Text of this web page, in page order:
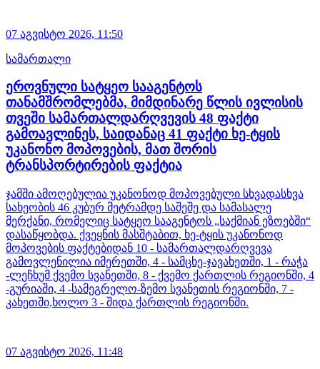
07 აგვისტო 2026, 11:50
სამართალი
ეროვნული სატყეო სააგენტოს
თანამშრომლებმა, მიმდინარე წლის ივლისის
თვეში სამართალდარღვევის 48 ფაქტი
გამოავლინეს, საიდანაც 41 ფაქტი ხე-ტყის
უკანონო მოპოვების, მათ შორის
ტრანსპორტირების ფაქტია
ჯამში ამოღებულია უკანონოდ მოპოვებული სხვადასხვა
სახეობის 46 კუბურ მეტრამდე საშეშე და სამასალე
მერქანი, რომელიც სატყეო სააგენტოს „საქმიან ეზოებში“
დასაწყობდა. ქვეყნის მასშტაბით, ხე-ტყის უკანონოდ
მოპოვების ფაქტებიდან 10 - სამართალდარღვევა
გამოვლენილია იმერეთში, 4 - სამცხე-ჯავახეთში, 1 - რაჭა
-ლეჩხუმ ქვემო სვანეთში, 8 - ქვემო ქართლის რეგიონში, 4
-გურიაში, 4 -სამეგრელო-ზემო სვანეთის რეგიონში, 7 -
კახეთში,ხოლო 3 - შიდა ქართლის რეგიონში.
07 აგვისტო 2026, 11:48